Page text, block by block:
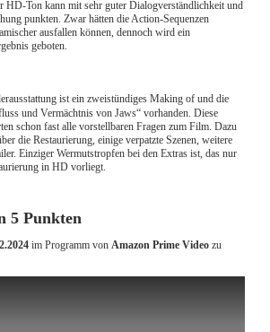
HD-Ton kann mit sehr guter Dialogverständlichkeit und
punkten. Zwar hätten die Action-Sequenzen
ausfallen können, dennoch wird ein
geboten.
ist ein zweistündiges Making of und die
und Vermächtnis von Jaws“ vorhanden. Diese
schon fast alle vorstellbaren Fragen zum Film. Dazu
die Restaurierung, einige verpatzte Szenen, weitere
Einziger Wermutstropfen bei den Extras ist, das nur
in HD vorliegt.
5 Punkten
im Programm von Amazon Prime Video zu